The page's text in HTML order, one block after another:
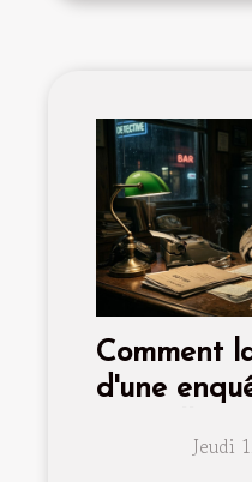
Comment
d'une
procès ?Jeudi